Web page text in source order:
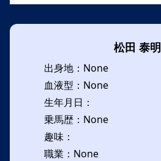
松田 泰明
出身地：None
血液型：None
生年月日：
乗馬歴：None
趣味：
職業：None